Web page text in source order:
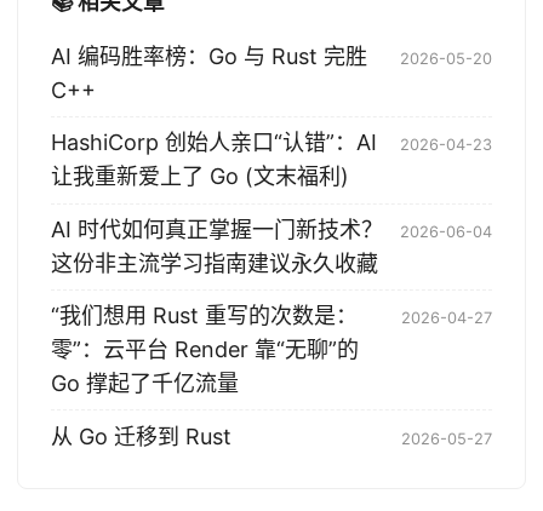
AI 编码胜率榜：Go 与 Rust 完胜
C++
2026-05-20
HashiCorp 创始人亲口“认错”：AI
让我重新爱上了 Go (文末福利)
2026-04-23
AI 时代如何真正掌握一门新技术？
这份非主流学习指南建议永久收藏
2026-06-04
“我们想用 Rust 重写的次数是：
零”：云平台 Render 靠“无聊”的
Go 撑起了千亿流量
2026-04-27
从 Go 迁移到 Rust 2026-05-27